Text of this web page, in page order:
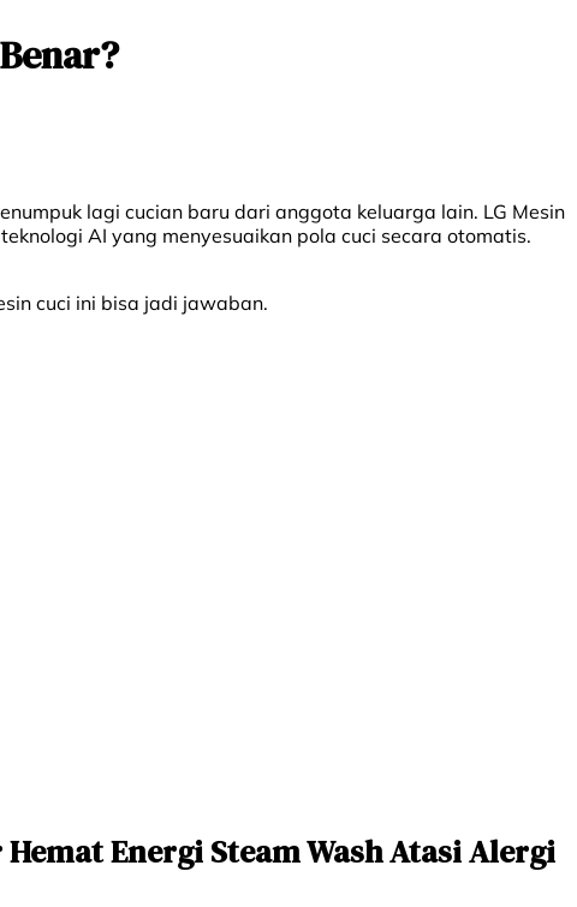
lagi cucian baru dari anggota keluarga lain. LG Mesin
AI yang menyesuaikan pola cuci secara otomatis.
cuci ini bisa jadi jawaban.
Energi Steam Wash Atasi Alergi